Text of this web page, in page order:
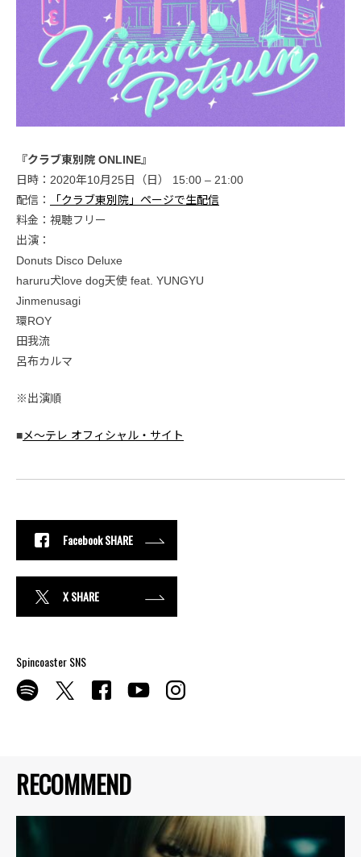
RECOMMEND
『クラブ東別院 ONLINE』
日時：2020年10月25日（日） 15:00 – 21:00
配信：
「クラブ東別院」ページで生配信
料金：視聴フリー
出演：
Donuts Disco Deluxe
haruru犬love dog天使 feat. YUNGYU
Jinmenusagi
環ROY
田我流
呂布カルマ
※出演順
■メ〜テレ オフィシャル・サイト
Facebook SHARE
X SHARE
Spincoaster SNS